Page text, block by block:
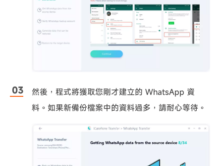
然後，程式將獲取您剛才建立的 WhatsApp 資
料。如果新備份檔案中的資料過多，請耐心等待。